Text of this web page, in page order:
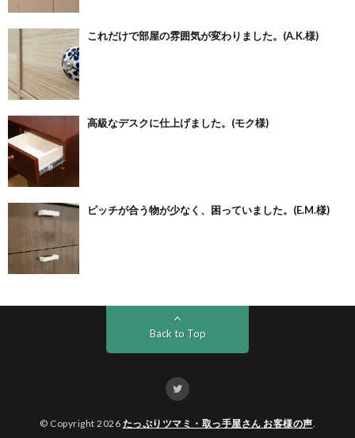
これだけで部屋の雰囲気が変わりました。(A.K.様)
高級なデスクに仕上げました。(モク様)
ピッチが合う物が少なく、困っていました。(E.M.様)
Back to Top
© Copyright 2026 たっぷりツマミ・取っ手屋さん お客様の声.